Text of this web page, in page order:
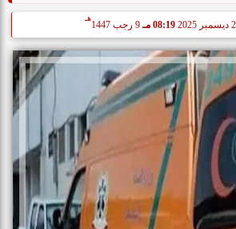
08:19 مـ 9 رجب 1447
هـ